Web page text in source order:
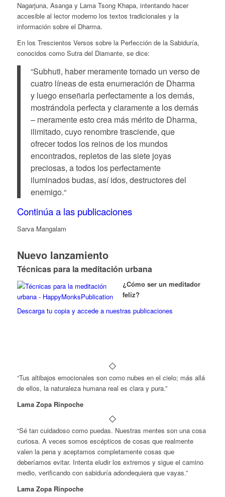
Nagarjuna, Asanga y Lama Tsong Khapa, intentando hacer
accesible al lector moderno los textos tradicionales y la
información sobre el Dharma.
En los Trescientos Versos sobre la Perfección de la Sabiduría,
conocidos como Sutra del Diamante, se dice:
“Subhuti, haber meramente tomado un verso de
cuatro líneas de esta enumeración de Dharma
y luego enseñarla perfectamente a los demás,
mostrándola perfecta y claramente a los demás
– meramente esto crea más mérito de Dharma,
ilimitado, cuyo renombre trasciende, que
ofrecer todos los reinos de los mundos
encontrados, repletos de las siete joyas
preciosas, a todos los perfectamente
iluminados budas, así idos, destructores del
enemigo.“
Continúa a las publicaciones
Sarva Mangalam
Nuevo lanzamiento
Técnicas para la meditación urbana
¿Cómo ser un meditador
feliz?
Descarga tu copia y accede a nuestras publicaciones
“Tus altibajos emocionales son como nubes en el cielo; más allá
de ellos, la naturaleza humana real es clara y pura.”
Lama Zopa Rinpoche
“Sé tan cuidadoso como puedas. Nuestras mentes son una cosa
curiosa. A veces somos escépticos de cosas que realmente
valen la pena y aceptamos completamente cosas que
deberíamos evitar. Intenta eludir los extremos y sigue el camino
medio, verificando con sabiduría adondequiera que vayas.”
Lama Zopa Rinpoche